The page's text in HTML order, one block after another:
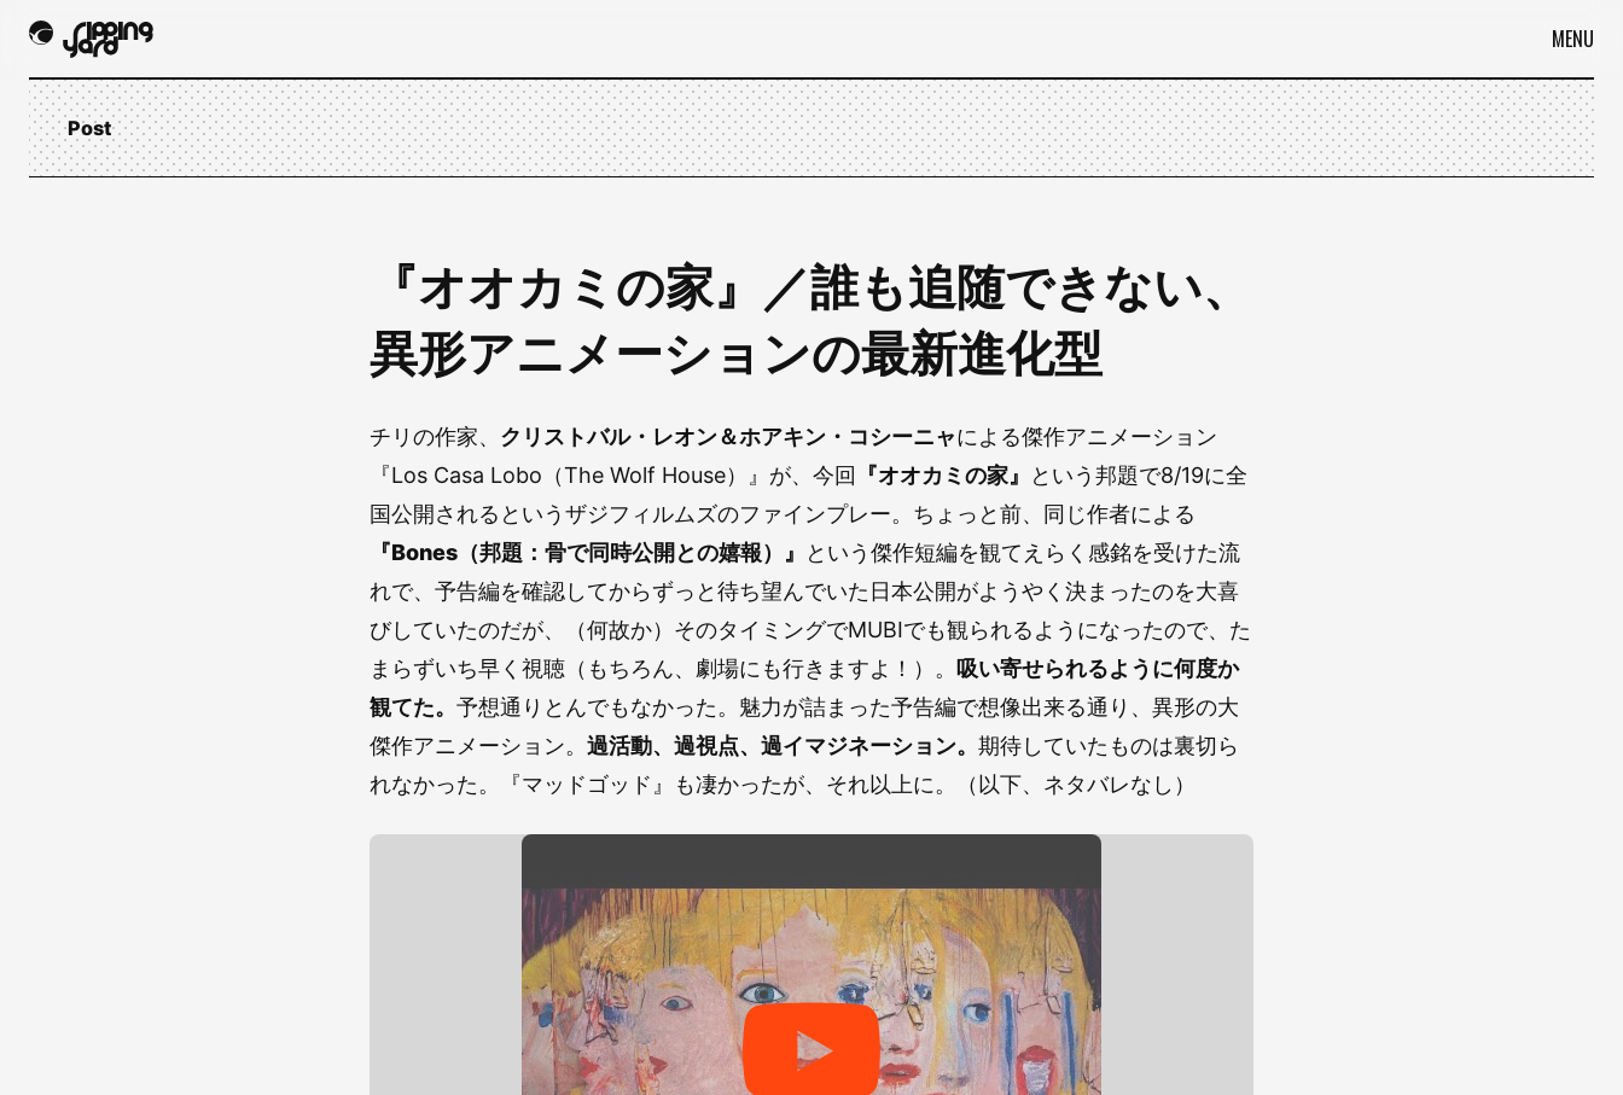
MENU
Post
『オオカミの家』／誰も追随できない、
異形アニメーションの最新進化型
チリの作家、 クリストバル・レオン＆ホアキン・コシーニャによる傑作アニメーション
『Los Casa Lobo（The Wolf House）』が、今回 『オオカミの家』
という邦題で8/19に全
国公開されるというザジフィルムズのファインプレー。ちょっと前、同じ作者による
『Bones（邦題：骨で同時公開との嬉報）』
という傑作短編を観てえらく感銘を受けた流
れで、予告編を確認してからずっと待ち望んでいた日本公開がようやく決まったのを大喜
びしていたのだが、（何故か）そのタイミングでMUBIでも観られるようになったので、た
まらずいち早く視聴（もちろん、劇場にも行きますよ！）。 吸い寄せられるように何度か
観てた。 予想通りとんでもなかった。魅力が詰まった予告編で想像出来る通り、異形の大
傑作アニメーション。 過活動、過視点、過イマジネーション。 期待していたものは裏切ら
れなかった。『マッドゴッド』も凄かったが、それ以上に。（以下、ネタバレなし）